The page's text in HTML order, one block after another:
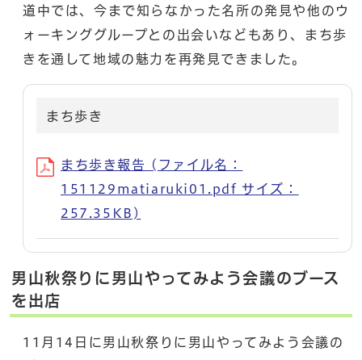
道中では、今まで知らなかった名所の発見や他のウ
ォーキンググループとの出会いなどもあり、まち歩
きを通して地域の魅力を再発見できました。
まち歩き
まち歩き報告 (ファイル名：
151129matiaruki01.pdf サイズ：
257.35KB)
男山秋祭りに男山やってみよう会議のブース
を出店
11月14日に男山秋祭りに男山やってみよう会議の